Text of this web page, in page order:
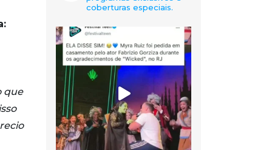
que
coberturas especiais.